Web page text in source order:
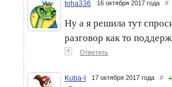
toha336 16 октября 2017 года #
Ну а я решила тут
разговор как то
↑ Ответить
Kuba-I 17 октября 2017 года # +